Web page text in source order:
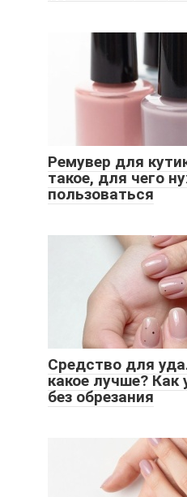
Ремувер для
такое, для чего
пользоваться
Средство для
какое лучше? Как
без обрезания